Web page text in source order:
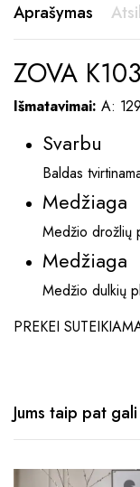
Aprašymas
ZOVA
Išmatavimai: A:
Svarbu
Baldas
Medžiaga
Medžio drožlių
Medžiaga
Medžio dulkių
PREKEI
Jums taip pat